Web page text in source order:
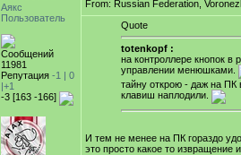
Аякс
Пользователь
Сообщений
11981
Репутация -1 | 0
|+1
-3 [163 -166]
From: Russian Federation,
Quote
totenkopf :
на контроллере кнопок
управлении менюшками.
тайну открою - даж на
клавиш наплодили.
И тем не менее на ПК гораздо
это просто какое то извращение